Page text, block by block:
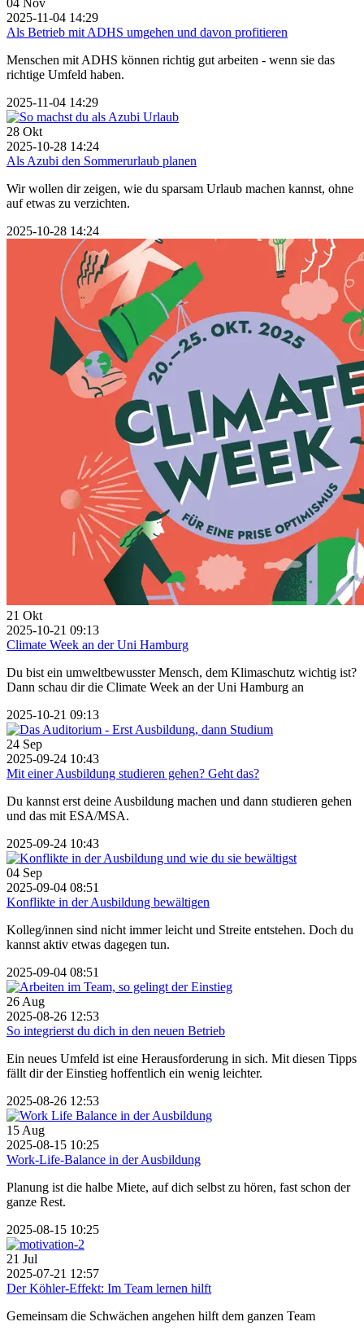
2025-11-04 14:29
Als Betrieb mit ADHS umgehen und davon profitieren
Menschen mit ADHS können richtig gut arbeiten - wenn sie das
richtige Umfeld haben.
2025-11-04 14:29
28 Okt
2025-10-28 14:24
Als Azubi den Sommerurlaub planen
Wir wollen dir zeigen, wie du sparsam Urlaub machen kannst, ohne
auf etwas zu verzichten.
2025-10-28 14:24
21 Okt
2025-10-21 09:13
Climate Week an der Uni Hamburg
Du bist ein umweltbewusster Mensch, dem Klimaschutz wichtig ist?
Dann schau dir die Climate Week an der Uni Hamburg an
2025-10-21 09:13
24 Sep
2025-09-24 10:43
Mit einer Ausbildung studieren gehen? Geht das?
Du kannst erst deine Ausbildung machen und dann studieren gehen
und das mit ESA/MSA.
2025-09-24 10:43
04 Sep
2025-09-04 08:51
Konflikte in der Ausbildung bewältigen
Kolleg/innen sind nicht immer leicht und Streite entstehen. Doch du
kannst aktiv etwas dagegen tun.
2025-09-04 08:51
26 Aug
2025-08-26 12:53
So integrierst du dich in den neuen Betrieb
Ein neues Umfeld ist eine Herausforderung in sich. Mit diesen Tipps
fällt dir der Einstieg hoffentlich ein wenig leichter.
2025-08-26 12:53
15 Aug
2025-08-15 10:25
Work-Life-Balance in der Ausbildung
Planung ist die halbe Miete, auf dich selbst zu hören, fast schon der
ganze Rest.
2025-08-15 10:25
21 Jul
2025-07-21 12:57
Der Köhler-Effekt: Im Team lernen hilft
Gemeinsam die Schwächen angehen hilft dem ganzen Team